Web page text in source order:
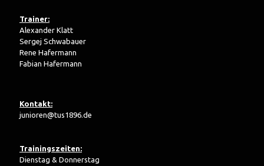
Trainer:
Alexander Klatt
Sergej Schwabauer
Rene Hafermann
Fabian Hafermann
Kontakt:
junioren@tus1896.de
Trainingszeiten:
Dienstag & Donnerstag